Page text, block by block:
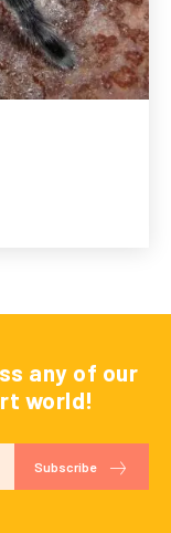
any of our
world!
Subscribe